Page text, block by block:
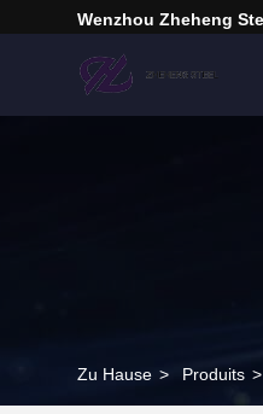
Wenzhou Zheheng
Zu Hause > Produits >